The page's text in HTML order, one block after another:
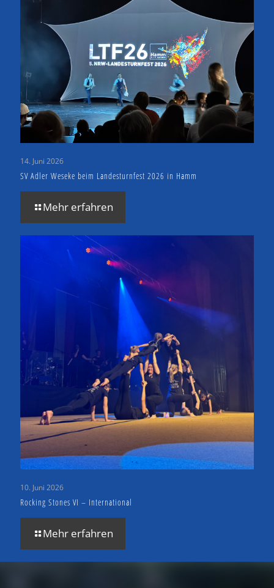
14. Juni 2026
SV Adler Weseke beim Landesturnfest 2026 in Hamm
Mehr erfahren
10. Juni 2026
Rocking Stones VI – International
Mehr erfahren